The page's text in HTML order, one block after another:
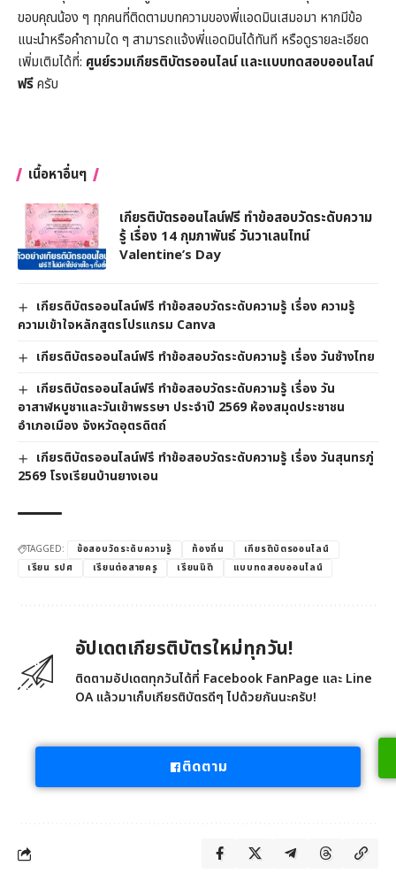
ขอบคุณน้อง ๆ ทุกคนที่ติดตามบทความของพี่แอดมินเสมอมา หากมีข้อ
แนะนำหรือคำถามใด ๆ สามารถแจ้งพี่แอดมินได้ทันที หรือดูรายละเอียด
เพิ่มเติมได้ที่: ศูนย์รวมเกียรติบัตรออนไลน์ และแบบทดสอบออนไลน์
ฟรีครับ
เนื้อหาอื่นๆ
เกียรติบัตรออนไลน์ฟรี ทำข้อสอบวัดระดับความ
รู้ เรื่อง 14 กุมภาพันธ์ วันวาเลนไทน์
Valentine’s Day
เกียรติบัตรออนไลน์ฟรี ทำข้อสอบวัดระดับความรู้ เรื่อง ความรู้
ความเข้าใจหลักสูตรโปรแกรม Canva
เกียรติบัตรออนไลน์ฟรี ทำข้อสอบวัดระดับความรู้ เรื่อง วันช้างไทย
เกียรติบัตรออนไลน์ฟรี ทำข้อสอบวัดระดับความรู้ เรื่อง วัน
อาสาฬหบูชาและวันเข้าพรรษา ประจำปี 2569 ห้องสมุดประชาชน
อำเภอเมือง จังหวัดอุตรดิตถ์
เกียรติบัตรออนไลน์ฟรี ทำข้อสอบวัดระดับความรู้ เรื่อง วันสุนทรภู่
2569 โรงเรียนบ้านยางเอน
TAGGED: ข้อสอบวัดระดับความรู้ ท้องถิ่น
เกียรติบัตรออนไลน์
เรียน รปศ
เรียนต่อสายครู เรียนนิติ แบบทดสอบออนไลน์
อัปเดตเกียรติบัตรใหม่ทุกวัน!
ติดตามอัปเดตทุกวันได้ที่ Facebook FanPage และ Line
OA แล้วมาเก็บเกียรติบัตรดีๆ ไปด้วยกันนะครับ!
ติดตาม